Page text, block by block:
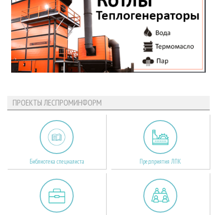
ПРОЕКТЫ ЛЕСПРОМИНФОРМ
Библиотека специалиста Предприятия ЛПК